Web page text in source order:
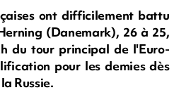
ont difficilement battu
(Danemark), 26 à 25,
du tour principal de l'Euro-
pour les demies dès
Russie.